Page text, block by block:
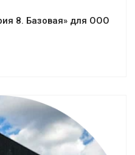
8. Базовая» для ООО